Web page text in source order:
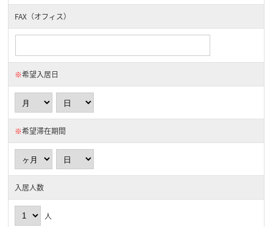
FAX（オフィス）
※希望入居日
※希望滞在期間
入居人数
人